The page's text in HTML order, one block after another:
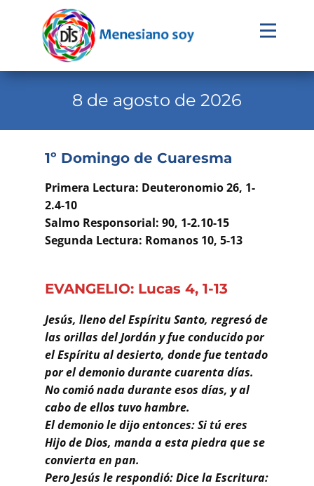
Evangelio
Familia Menesiana
Pastoral Vocacional
Contacto
Buscar
8 de agosto de 2026
1º Domingo de Cuaresma
Primera Lectura: Deuteronomio 26, 1-
2.4-10
Salmo Responsorial: 90, 1-2.10-15
Segunda Lectura: Romanos 10, 5-13
EVANGELIO: Lucas 4, 1-13
Jesús, lleno del Espíritu Santo, regresó de
las orillas del Jordán y fue conducido por
el Espíritu al desierto, donde fue tentado
por el demonio durante cuarenta días.
No comió nada durante esos días, y al
cabo de ellos tuvo hambre.
El demonio le dijo entonces: Si tú eres
Hijo de Dios, manda a esta piedra que se
convierta en pan.
Pero Jesús le respondió: Dice la Escritura: